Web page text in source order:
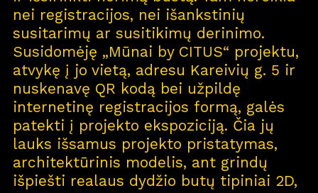
nei registracijos, nei išankstinių
susitarimų ar susitikimų derinimo.
Susidomėję „Mūnai by CITUS“ projektu,
atvykę į jo vietą, adresu Kareivių g. 5 ir
nuskenavę QR kodą bei užpildę
internetinę registracijos formą, galės
patekti į projekto ekspoziciją. Čia jų
lauks išsamus projekto pristatymas,
architektūrinis modelis, ant grindų
išpiešti realaus dydžio butų tipiniai 2D,